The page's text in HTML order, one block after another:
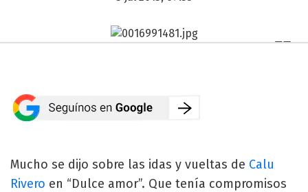
Mucho se dijo sobre las idas y vueltas de Calu
Rivero en “Dulce amor”. Que tenía compromisos